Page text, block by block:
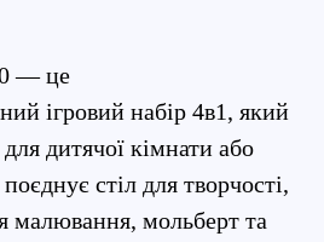
— це
ігровий набір 4в1, який
дитячої кімнати або
стіл для творчості,
малювання, мольберт та